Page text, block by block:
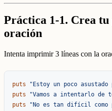
Práctica 1-1. Crea
oración
Intenta imprimir 3 líneas con la
puts
"Estoy un poco
puts
"Vamos a intentarlo de
puts
"No es tan difícil como